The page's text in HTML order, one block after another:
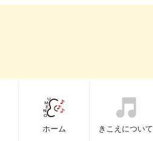
ホーム きこえについて